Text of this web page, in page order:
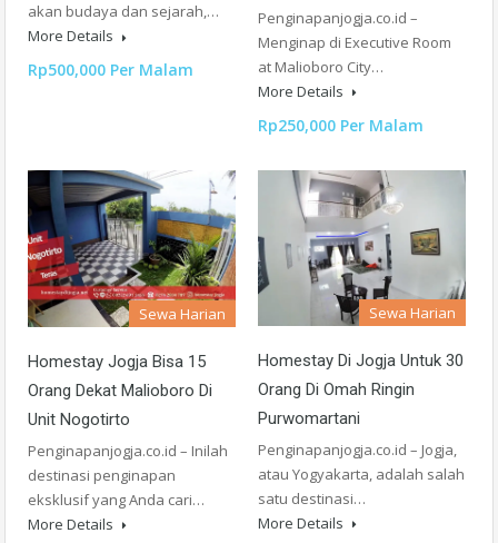
akan budaya dan sejarah,…
More Details
Rp500,000 Per Malam
Penginapanjogja.co.id –
Menginap di Executive Room
at Malioboro City…
More Details
Rp250,000 Per Malam
Sewa Harian
Homestay Jogja Bisa 15
Orang Dekat Malioboro Di
Unit Nogotirto
Penginapanjogja.co.id – Inilah
destinasi penginapan
eksklusif yang Anda cari…
More Details
Sewa Harian
Homestay Di Jogja Untuk 30
Orang Di Omah Ringin
Purwomartani
Penginapanjogja.co.id – Jogja,
atau Yogyakarta, adalah salah
satu destinasi…
More Details